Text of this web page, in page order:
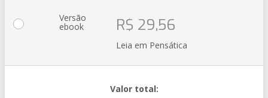
Versão
ebook R$ 29,56
Leia em Pensática
Valor total: